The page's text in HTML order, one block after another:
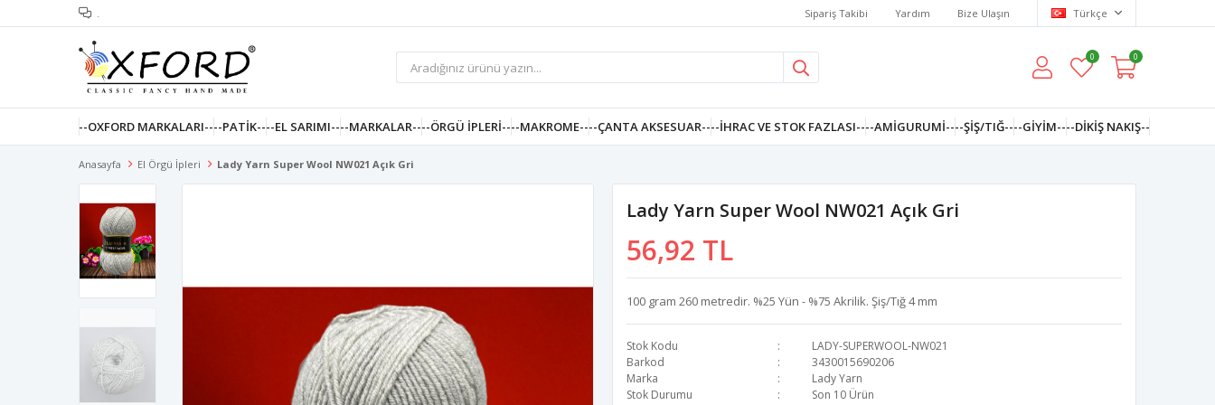
. Sipariş Takibi Yardım Bize Ulaşın Türkçe
0 0
--OXFORD MARKALARI----PATIK----EL SARIMI----MARKALAR----ÖRGÜ İPLERI----MAKROME----ÇANTA AKSESUAR----İHRAC VE STOK FAZLASI----AMIGURUMI----ŞİŞ/TIĞ----GIYIM----DIKIŞ NAKIŞ--
Anasayfa El Örgü İpleri Lady Yarn Super Wool NW021 Açık Gri
Lady Yarn Super Wool NW021 Açık Gri
56,92 TL
100 gram 260 metredir. %25 Yün - %75 Akrilik. Şiş/Tığ 4 mm
Stok Kodu
LADY-SUPERWOOL-NW021
Barkod
3430015690206
Marka
Lady Yarn
Stok Durumu
Son 10 Ürün